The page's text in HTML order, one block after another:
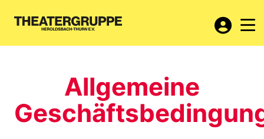
Allgemeine